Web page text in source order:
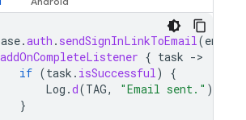
.auth . sendSignInLinkToEmail(email
addOnCompleteListener { task -
if (task . isSuccessful)
{
Log .d(TAG, "Email sent." )
}